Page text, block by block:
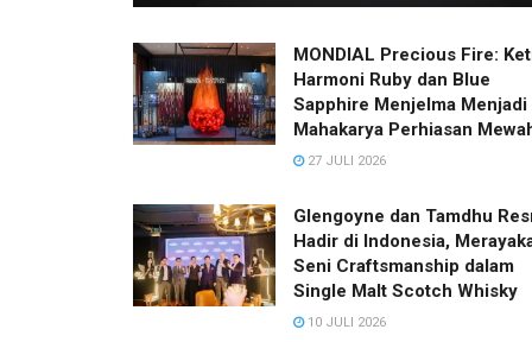
MONDIAL Precious Fire:
Harmoni Ruby dan Blue
Sapphire Menjelma Menjadi
Mahakarya Perhiasan
27 JULI 2026
Glengoyne dan Tamdhu
Hadir di Indonesia,
Seni Craftsmanship dalam
Single Malt Scotch Whisky
10 JULI 2026